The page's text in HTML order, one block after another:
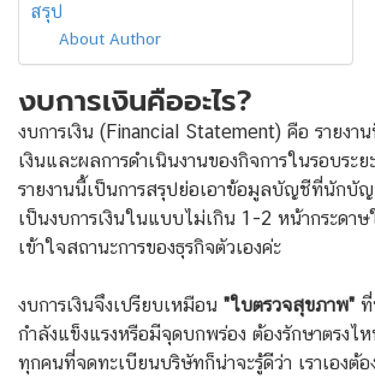
สรุป
About Author
งบการเงินคืออะไร?
งบการเงิน (Financial Statement) คือ รายงา
เงินและผลการดำเนินงานของกิจการในรอบระย
รายงานนี้เป็นการสรุปย่อเอาข้อมูลบัญชีที่นักบั
เป็นงบการเงินในแบบไม่เกิน 1-2 หน้ากระดาษ
เข้าใจสถานะการของธุรกิจตัวเองค่ะ
งบการเงินจึงเปรียบเหมือน "ใบตรวจสุขภาพ" ที่
กำลังแข็งแรงหรือมีจุดบกพร่อง ต้องรักษาตรงไ
ทุกคนที่จดทะเบียนบริษัทก็น่าจะรู้ดีว่า เราเองต้อ